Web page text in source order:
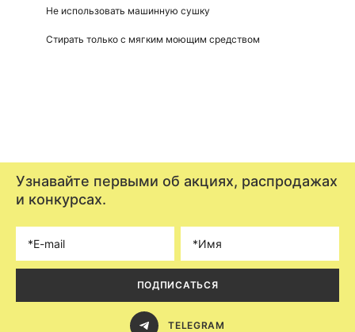
Не использовать машинную сушку
Стирать только с мягким моющим средством
Узнавайте первыми об акциях, распродажах
и конкурсах.
ПОДПИСАТЬСЯ
TELEGRAM